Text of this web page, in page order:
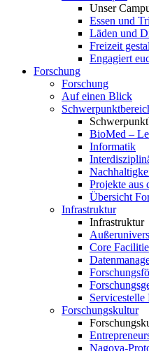
Unser
Essen und
Läden und
Freizeit
Engagiert
Forschung
Forschung
Auf einen Blick
BioMed –
Informatik
Projekte aus
Übersicht
Infrastruktur
Infrastruktur
Core
Forschungskultur
Nagoya-